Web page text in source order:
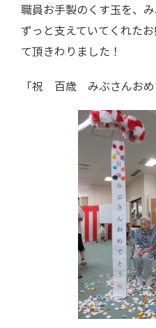
職員お手製のくす玉を、
ずっと支えていてくれた
て頂きわりました！
「祝 百歳 みぶさんお